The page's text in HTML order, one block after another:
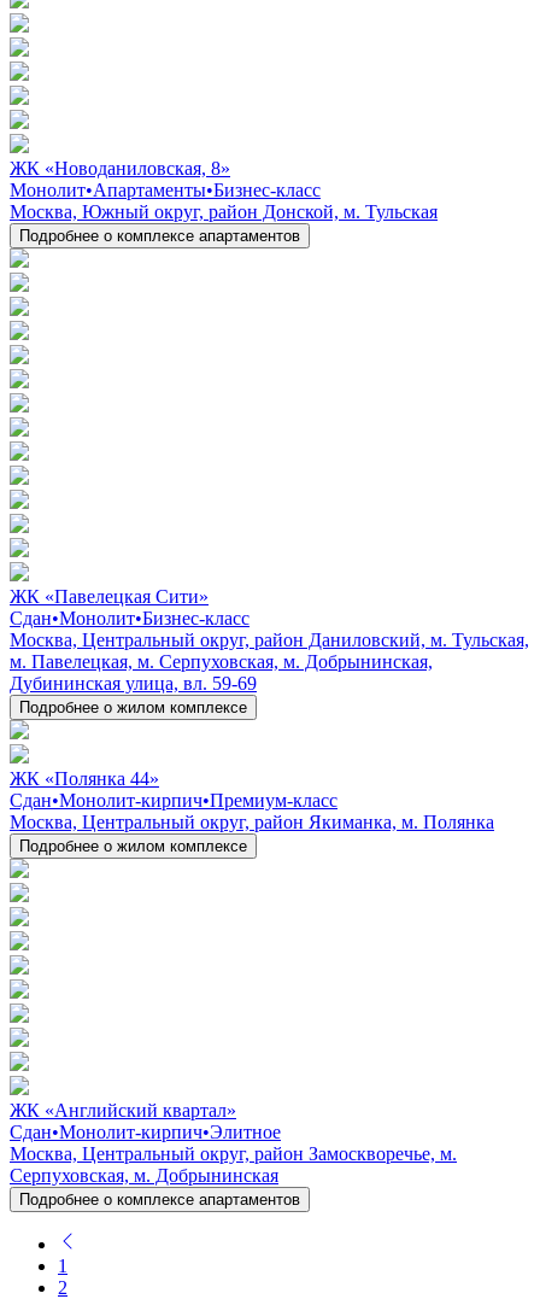
ЖК «Новоданиловская, 8»
Монолит•Апартаменты•Бизнес-класс
Москва, Южный округ, район Донской, м. Тульская
Подробнее о комплексе апартаментов
ЖК «Павелецкая Сити»
Сдан•Монолит•Бизнес-класс
Москва, Центральный округ, район Даниловский, м. Тульская,
м. Павелецкая, м. Серпуховская, м. Добрынинская,
Дубининская улица, вл. 59-69
Подробнее о жилом комплексе
ЖК «Полянка 44»
Сдан•Монолит-кирпич•Премиум-класс
Москва, Центральный округ, район Якиманка, м. Полянка
Подробнее о жилом комплексе
ЖК «Английский квартал»
Сдан•Монолит-кирпич•Элитное
Москва, Центральный округ, район Замоскворечье, м.
Серпуховская, м. Добрынинская
Подробнее о комплексе апартаментов
1
2